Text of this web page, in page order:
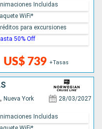
US$ 739 +Tasas
Incluidas
WiFi*
para excursiones
50% Off
Nueva York 28/03/2027
Incluidas